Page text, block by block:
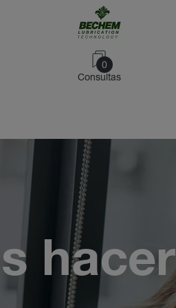
0
Consultas
hacer